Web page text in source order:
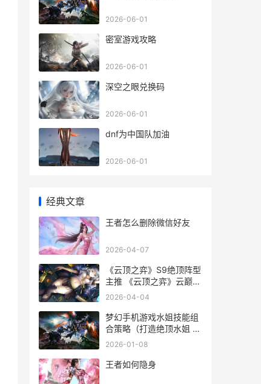
2026-06-01
密室游戏攻略
2026-06-01
深空之眼兑换码
2026-06-01
dnf为中国队加油
2026-06-01
经典文章
王者怎么删除微信好友
2026-04-07
《云顶之弈》S9绝顶阵型
主推 《云顶之弈》云巅赛
道排名官网介绍
2026-04-04
梦幻手机游戏水姐技能组
合策略（打造绝顶水姐 梦
幻西游手游小水
2026-01-08
王者如何隐身